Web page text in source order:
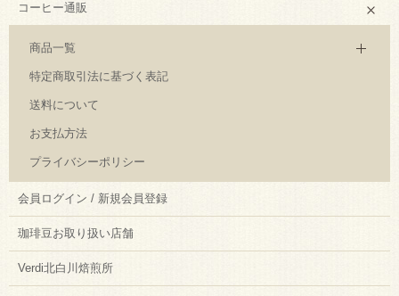
コーヒー通販
商品一覧
特定商取引法に基づく表記
送料について
お支払方法
プライバシーポリシー
会員ログイン / 新規会員登録
珈琲豆お取り扱い店舗
Verdi北白川焙煎所